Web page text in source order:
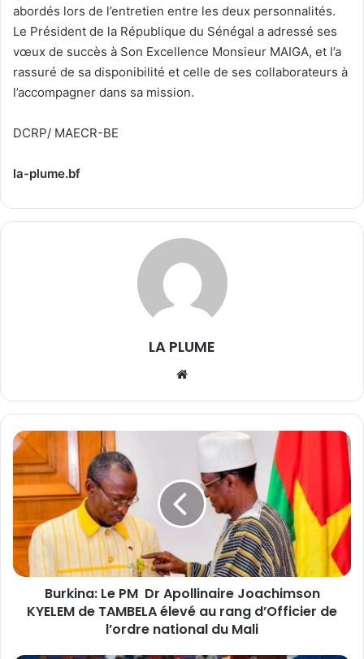
abordés lors de l’entretien entre les deux personnalités.
Le Président de la République du Sénégal a adressé ses
vœux de succès à Son Excellence Monsieur MAIGA, et l’a
rassuré de sa disponibilité et celle de ses collaborateurs à
l’accompagner dans sa mission.
DCRP/ MAECR-BE
la-plume.bf
LA PLUME
te
B
u
r
k
i
n
a
L
Burkina: Le PM Dr Apollinaire Joachimson
KYELEM de TAMBELA élevé au rang d’Officier de
l’ordre national du Mali